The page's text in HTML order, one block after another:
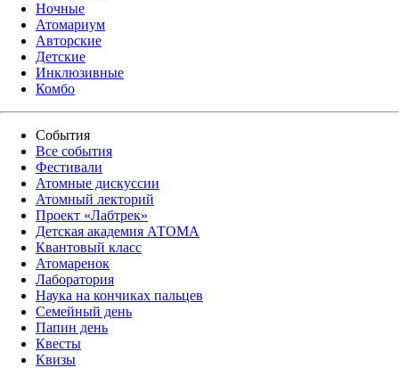
Ночные
Атомариум
Авторские
Детские
Инклюзивные
Комбо
События
Все события
Фестивали
Атомные дискуссии
Атомный лекторий
Проект «Лабтрек»
Детская академия АТОМА
Квантовый класс
Атомаренок
Лаборатория
Наука на кончиках пальцев
Семейный день
Папин день
Квесты
Квизы